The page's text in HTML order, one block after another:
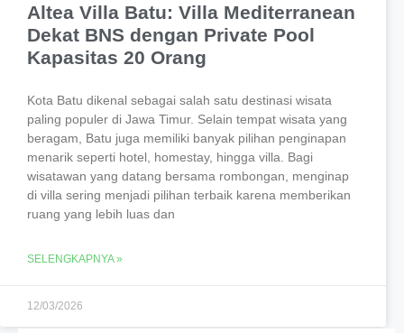
Altea Villa Batu: Villa Mediterranean
Dekat BNS dengan Private Pool
Kapasitas 20 Orang
Kota Batu dikenal sebagai salah satu destinasi wisata
paling populer di Jawa Timur. Selain tempat wisata yang
beragam, Batu juga memiliki banyak pilihan penginapan
menarik seperti hotel, homestay, hingga villa. Bagi
wisatawan yang datang bersama rombongan, menginap
di villa sering menjadi pilihan terbaik karena memberikan
ruang yang lebih luas dan
SELENGKAPNYA »
12/03/2026